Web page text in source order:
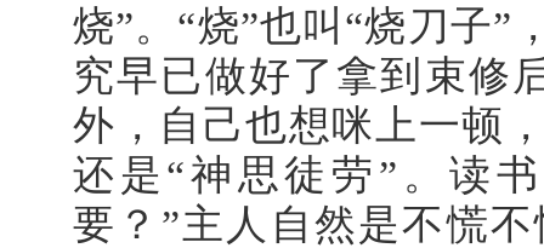
烧”。“烧”也叫“烧刀子
究早已做好了拿到束修
外，自己也想咪上一顿
还是“神思徒劳”。读
要？”主人自然是不慌